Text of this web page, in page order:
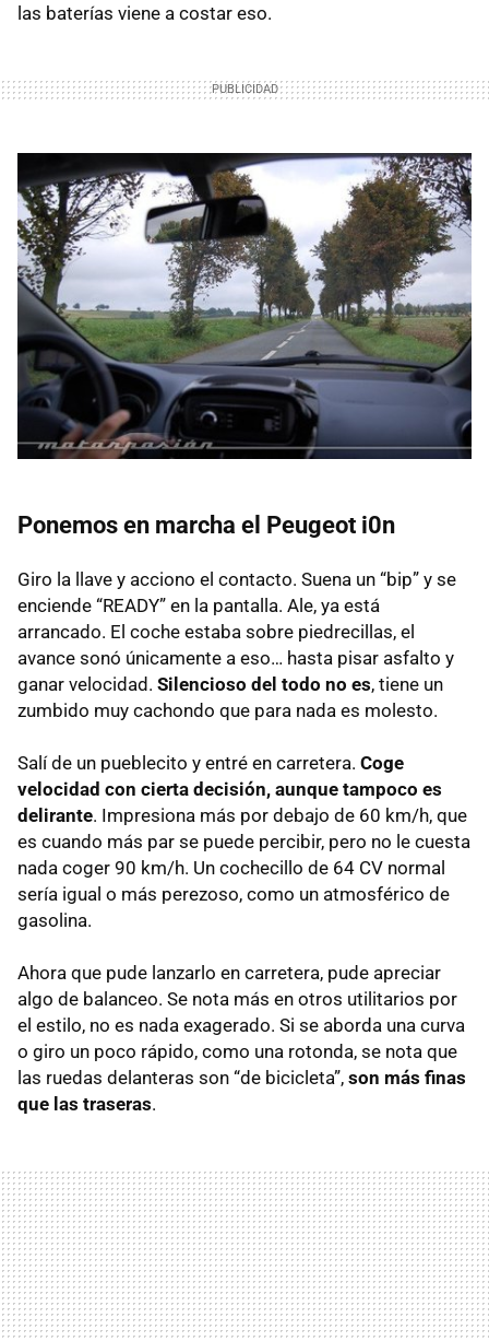
las baterías viene a costar eso.
Ponemos en marcha el Peugeot i0n
Giro la llave y acciono el contacto. Suena un “bip” y se
enciende “READY” en la pantalla. Ale, ya está
arrancado. El coche estaba sobre piedrecillas, el
avance sonó únicamente a eso… hasta pisar asfalto y
ganar velocidad. Silencioso del todo no es, tiene un
zumbido muy cachondo que para nada es molesto.
Salí de un pueblecito y entré en carretera. Coge
velocidad con cierta decisión, aunque tampoco es
delirante. Impresiona más por debajo de 60 km/h, que
es cuando más par se puede percibir, pero no le cuesta
nada coger 90 km/h. Un cochecillo de 64 CV normal
sería igual o más perezoso, como un atmosférico de
gasolina.
Ahora que pude lanzarlo en carretera, pude apreciar
algo de balanceo. Se nota más en otros utilitarios por
el estilo, no es nada exagerado. Si se aborda una curva
o giro un poco rápido, como una rotonda, se nota que
las ruedas delanteras son “de bicicleta”, son más finas
que las traseras.